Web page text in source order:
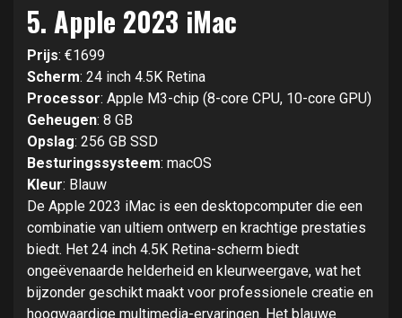
5. Apple 2023 iMac
Prijs: €1699
Scherm: 24 inch 4.5K Retina
Processor: Apple M3-chip (8-core CPU, 10-core GPU)
Geheugen: 8 GB
Opslag: 256 GB SSD
Besturingssysteem: macOS
Kleur: Blauw
De Apple 2023 iMac is een desktopcomputer die een
combinatie van ultiem ontwerp en krachtige prestaties
biedt. Het 24 inch 4.5K Retina-scherm biedt
ongeëvenaarde helderheid en kleurweergave, wat het
bijzonder geschikt maakt voor professionele creatie en
hoogwaardige multimedia-ervaringen. Het blauwe